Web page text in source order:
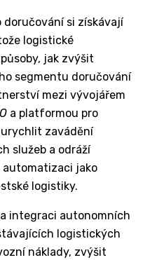
doručování si získávají
logistické
jak zvýšit
segmentu doručování
mezi vývojářem
a platformou pro
urychlit zavádění
služeb a odráží
jako
logistiky.
integraci autonomních
logistických
náklady, zvýšit